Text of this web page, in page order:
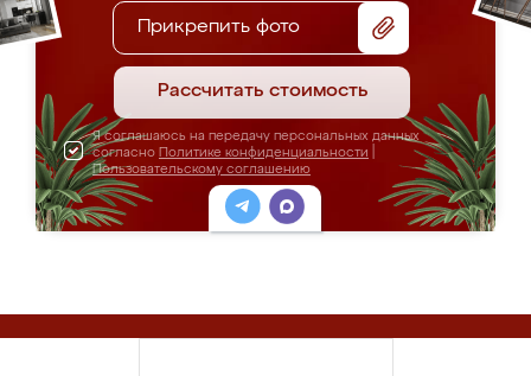
Прикрепить фото
Рассчитать стоимость
Я соглашаюсь на передачу персональных данных
согласно Политике конфиденциальности
Пользовательскому соглашению